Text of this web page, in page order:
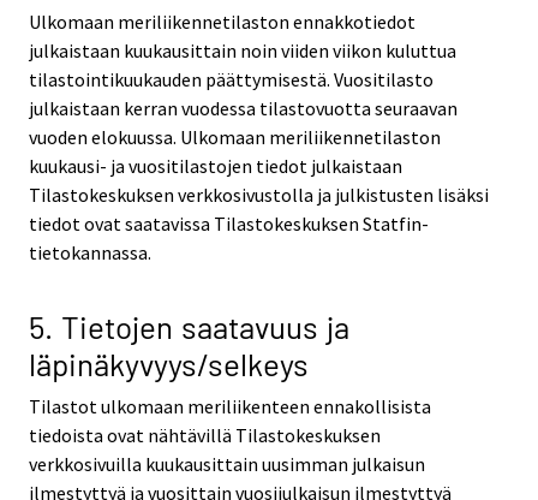
Ulkomaan meriliikennetilaston ennakkotiedot
julkaistaan kuukausittain noin viiden viikon kuluttua
tilastointikuukauden päättymisestä. Vuositilasto
julkaistaan kerran vuodessa tilastovuotta seuraavan
vuoden elokuussa. Ulkomaan meriliikennetilaston
kuukausi- ja vuositilastojen tiedot julkaistaan
Tilastokeskuksen verkkosivustolla ja julkistusten lisäksi
tiedot ovat saatavissa Tilastokeskuksen Statfin-
tietokannassa.
5. Tietojen saatavuus ja
läpinäkyvyys/selkeys
Tilastot ulkomaan meriliikenteen ennakollisista
tiedoista ovat nähtävillä Tilastokeskuksen
verkkosivuilla kuukausittain uusimman julkaisun
ilmestyttyä ja vuosittain vuosijulkaisun ilmestyttyä